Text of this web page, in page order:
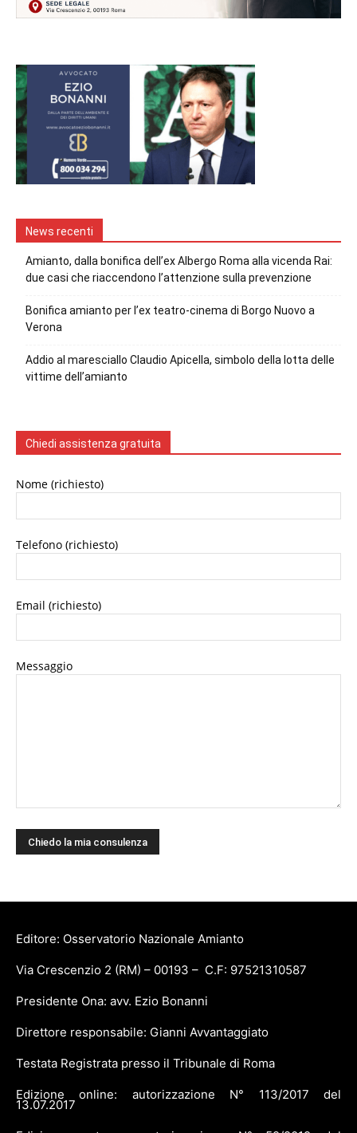
News recenti
Amianto, dalla bonifica dell’ex Albergo Roma alla vicenda Rai:
due casi che riaccendono l’attenzione sulla prevenzione
Bonifica amianto per l’ex teatro-cinema di Borgo Nuovo a
Verona
Addio al maresciallo Claudio Apicella, simbolo della lotta delle
vittime dell’amianto
Chiedi assistenza gratuita
Nome (richiesto)
Telefono (richiesto)
Email (richiesto)
Messaggio
Editore: Osservatorio Nazionale Amianto
Via Crescenzio 2 (RM) – 00193 – C.F: 97521310587
Presidente Ona: avv. Ezio Bonanni
Direttore responsabile: Gianni Avvantaggiato
Testata Registrata presso il Tribunale di Roma
Edizione online: autorizzazione N° 113/2017 del
13.07.2017